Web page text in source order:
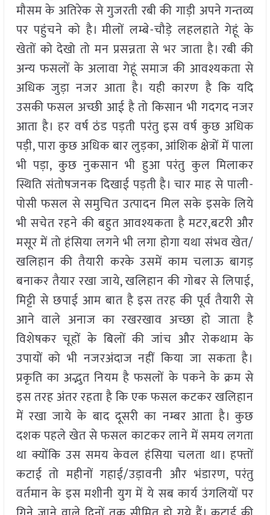
मौसम के अतिरेक से गुजरती रबी की गाड़ी अपने गन्तव्य
पर पहुंचने को है। मीलों लम्बे-चौड़े लहलहाते गेहूं के
खेतों को देखो तो मन प्रसन्नता से भर जाता है। रबी की
अन्य फसलों के अलावा गेहूं समाज की आवश्यकता से
अधिक जुड़ा नजर आता है। यही कारण है कि यदि
उसकी फसल अच्छी आई है तो किसान भी गदगद नजर
आता है। हर वर्ष ठंड पड़ती परंतु इस वर्ष कुछ अधिक
पड़ी, पारा कुछ अधिक बार लुड़का, आंशिक क्षेत्रों में पाला
भी पड़ा, कुछ नुकसान भी हुआ परंतु कुल मिलाकर
स्थिति संतोषजनक दिखाई पड़ती है। चार माह से पाली-
पोसी फसल से समुचित उत्पादन मिल सके इसके लिये
भी सचेत रहने की बहुत आवश्यकता है मटर,बटरी और
मसूर में तो हंसिया लगने भी लगा होगा यथा संभव खेत/
खलिहान की तैयारी करके उसमें काम चलाऊ बागड़
बनाकर तैयार रखा जाये, खलिहान की गोबर से लिपाई,
मिट्टी से छपाई आम बात है इस तरह की पूर्व तैयारी से
आने वाले अनाज का रखरखाव अच्छा हो जाता है
विशेषकर चूहों के बिलों की जांच और रोकथाम के
उपायों को भी नजरअंदाज नहीं किया जा सकता है।
प्रकृति का अद्भुत नियम है फसलों के पकने के क्रम से
इस तरह अंतर रहता है कि एक फसल कटकर खलिहान
में रखा जाये के बाद दूसरी का नम्बर आता है। कुछ
दशक पहले खेत से फसल काटकर लाने में समय लगता
था क्योंकि उस समय केवल हंसिया चलता था। हफ्तों
कटाई तो महीनों गहाई/उड़ावनी और भंडारण, परंतु
वर्तमान के इस मशीनी युग में ये सब कार्य उंगलियों पर